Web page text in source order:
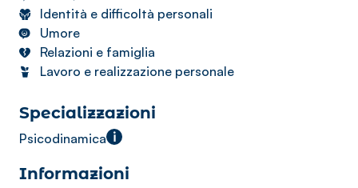
Identità e difficoltà personali
Umore
Relazioni e famiglia
Lavoro e realizzazione personale
Specializzazioni
Psicodinamica i
Informazioni